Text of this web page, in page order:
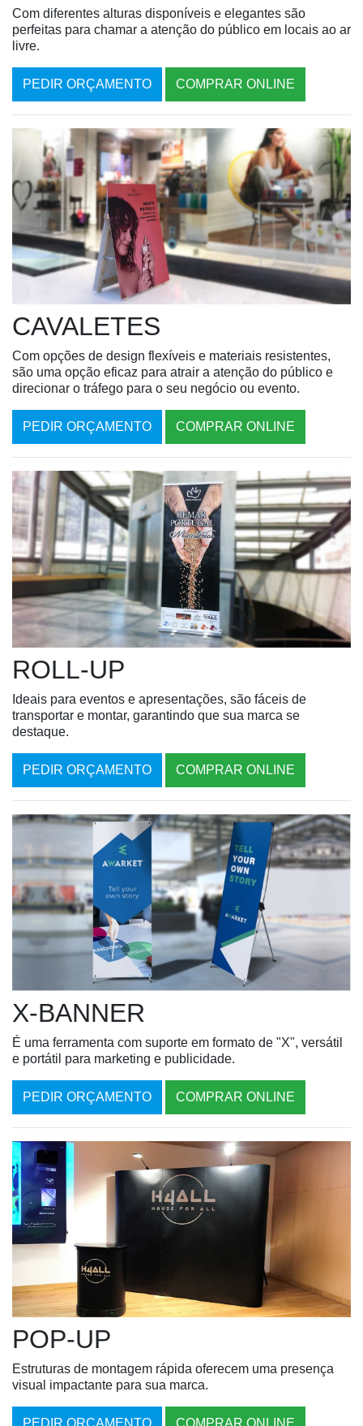
Com diferentes alturas disponíveis e elegantes são
perfeitas para chamar a atenção do público em locais ao ar
livre.
PEDIR ORÇAMENTO COMPRAR ONLINE
CAVALETES
Com opções de design flexíveis e materiais resistentes,
são uma opção eficaz para atrair a atenção do público e
direcionar o tráfego para o seu negócio ou evento.
PEDIR ORÇAMENTO COMPRAR ONLINE
ROLL-UP
Ideais para eventos e apresentações, são fáceis de
transportar e montar, garantindo que sua marca se
destaque.
PEDIR ORÇAMENTO COMPRAR ONLINE
X-BANNER
É uma ferramenta com suporte em formato de "X", versátil
e portátil para marketing e publicidade.
PEDIR ORÇAMENTO COMPRAR ONLINE
POP-UP
Estruturas de montagem rápida oferecem uma presença
visual impactante para sua marca.
PEDIR ORÇAMENTO COMPRAR ONLINE